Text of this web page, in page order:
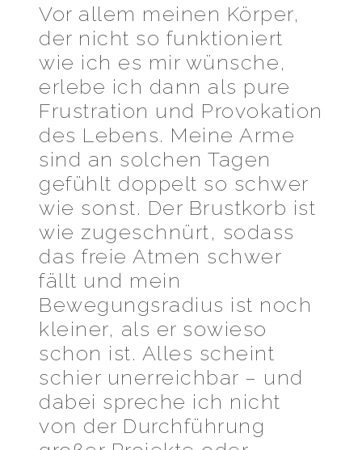
Vor allem meinen Körper,
der nicht so funktioniert
wie ich es mir wünsche,
erlebe ich dann als pure
Frustration und Provokation
des Lebens. Meine Arme
sind an solchen Tagen
gefühlt doppelt so schwer
wie sonst. Der Brustkorb ist
wie zugeschnürt, sodass
das freie Atmen schwer
fällt und mein
Bewegungsradius ist noch
kleiner, als er sowieso
schon ist. Alles scheint
schier unerreichbar – und
dabei spreche ich nicht
von der Durchführung